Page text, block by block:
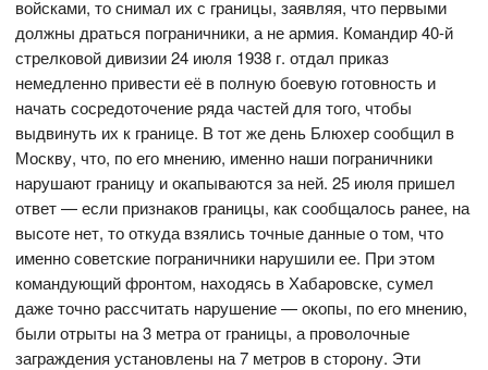
войсками, то снимал их с границы, заявляя, что первыми
должны драться пограничники, а не армия. Командир 40-й
стрелковой дивизии 24 июля 1938 г. отдал приказ
немедленно привести её в полную боевую готовность и
начать сосредоточение ряда частей для того, чтобы
выдвинуть их к границе. В тот же день Блюхер сообщил в
Москву, что, по его мнению, именно наши пограничники
нарушают границу и окапываются за ней. 25 июля пришел
ответ — если признаков границы, как сообщалось ранее, на
высоте нет, то откуда взялись точные данные о том, что
именно советские пограничники нарушили ее. При этом
командующий фронтом, находясь в Хабаровске, сумел
даже точно рассчитать нарушение — окопы, по его мнению,
были отрыты на 3 метра от границы, а проволочные
заграждения установлены на 7 метров в сторону. Эти